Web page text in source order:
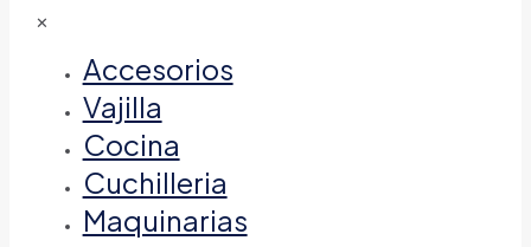
✕
Accesorios
Vajilla
Cocina
Cuchilleria
Maquinarias